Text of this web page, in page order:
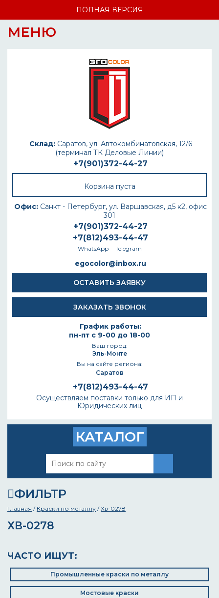
ПОЛНАЯ ВЕРСИЯ
МЕНЮ
Склад:Саратов, ул. Автокомбинатовская, 12/6
(терминал ТК Деловые Линии)
+7(901)372-44-27
Корзина пуста
Офис: Санкт - Петербург, ул. Варшавская, д5 к2, офис
301
+7(901)372-44-27
+7(812)493-44-47
WhatsApp Telegram
egocolor@inbox.ru
ОСТАВИТЬ ЗАЯВКУ
ЗАКАЗАТЬ ЗВОНОК
График работы:
пн-пт с 9-00 до 18-00
Ваш город:
Эль-Монте
Вы на сайте региона:
Саратов
+7(812)493-44-47
Осуществляем поставки только для ИП и
Юридических лиц
КАТАЛОГ
ФИЛЬТР
Главная / Краски по металлу /Хв-0278
ХВ-0278
ЧАСТО ИЩУТ:
Промышленные краски по металлу
Мостовые краски